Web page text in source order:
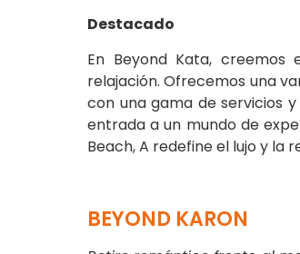
Destacado
En Beyond Kata, creemos
relajación. Ofrecemos una
con una gama de servicios
entrada a un mundo de
Beach, A redefine el lujo y
BEYOND KARON